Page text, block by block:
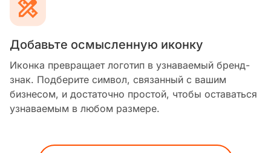
Добавьте осмысленную иконку
Иконка превращает логотип в узнаваемый бренд-
знак. Подберите символ, связанный с вашим
бизнесом, и достаточно простой, чтобы оставаться
узнаваемым в любом размере.